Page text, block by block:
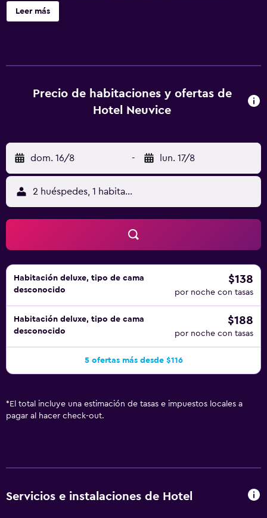
chimenea y un salón de eventos. No se ofrece servicio de
limpieza. Hotel Neuvice ofrece 10 alojamientos con aire
servicios para las personas de negocios incluyen
escritorio y teléfono. Las habitaciones también incluyen
Leer más
Precio de habitaciones y ofertas de
Hotel Neuvice
dom. 16/8 - lun. 17/8
2 huéspedes, 1 habitación
Habitación deluxe, tipo de cama
desconocido
$138
por noche con tasas
Habitación deluxe, tipo de cama
desconocido
$188
por noche con tasas
5 ofertas más desde $116
* El total incluye una estimación de tasas e impuestos locales a
pagar al hacer check-out.
Servicios e instalaciones de Hotel